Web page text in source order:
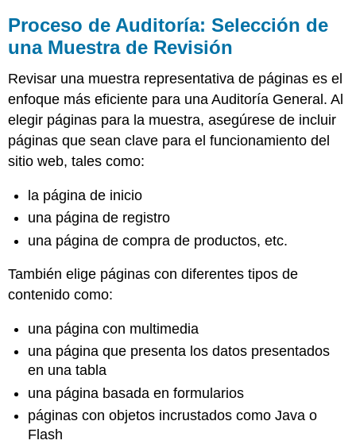
el
alcance
Requerido
la
Auditoría
Procedimiento
de
Proceso de Auditoría: Selección de
una Muestra de Revisión
Revisar una muestra representativa de páginas es el
enfoque más eficiente para una Auditoría General. Al
elegir páginas para la muestra, asegúrese de incluir
páginas que sean clave para el funcionamiento del
sitio web, tales como:
la página de inicio
una página de registro
una página de compra de productos, etc.
También elige páginas con diferentes tipos de
contenido como:
una página con multimedia
una página que presenta los datos presentados
en una tabla
una página basada en formularios
páginas con objetos incrustados como Java o
Flash